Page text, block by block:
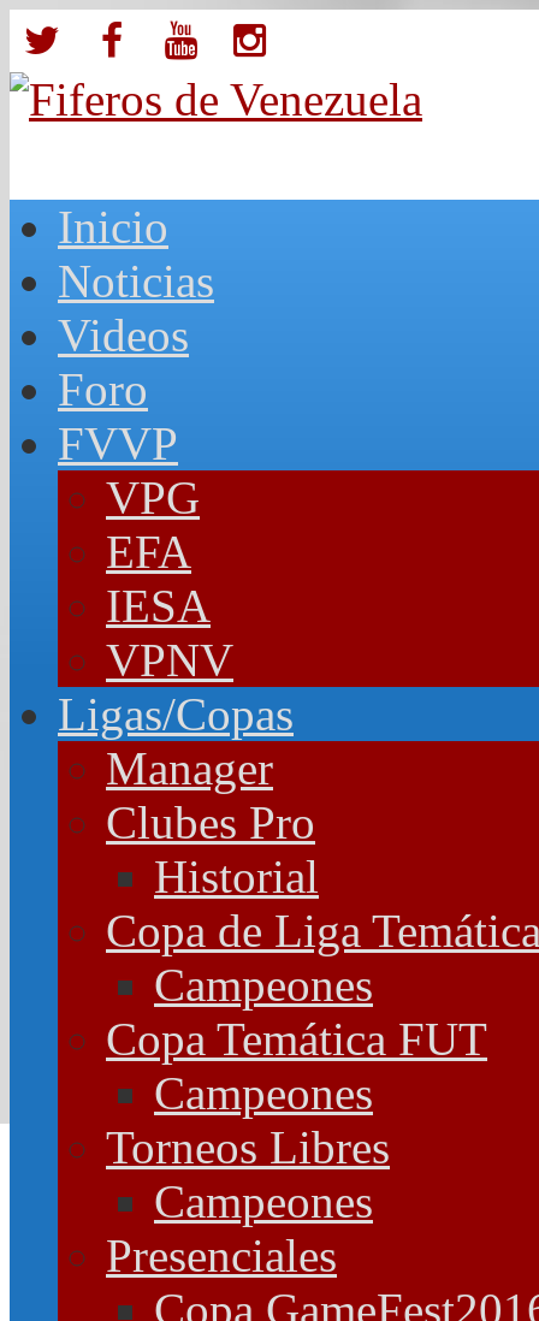
Inicio
Noticias
Videos
Foro
FVVP
VPG
EFA
IESA
VPNV
Ligas/Copas
Manager
Clubes Pro
Historial
Copa de Liga
Campeones
Copa Temática FUT
Campeones
Torneos Libres
Campeones
Presenciales
Copa